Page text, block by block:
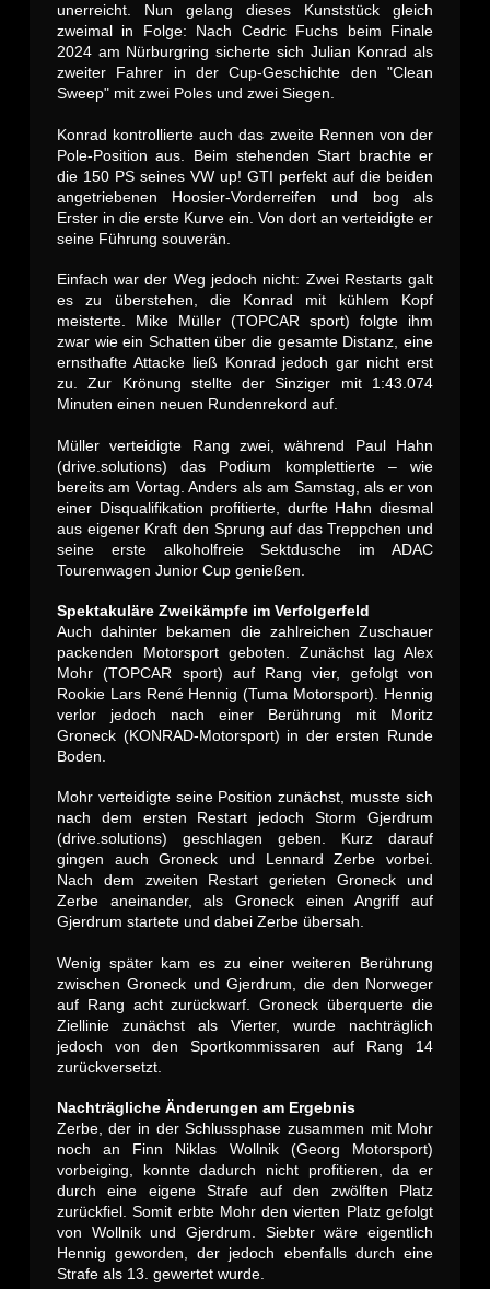
unerreicht. Nun gelang dieses Kunststück gleich
zweimal in Folge: Nach Cedric Fuchs beim Finale
2024 am Nürburgring sicherte sich Julian Konrad als
zweiter Fahrer in der Cup-Geschichte den "Clean
Sweep" mit zwei Poles und zwei Siegen.
Konrad kontrollierte auch das zweite Rennen von der
Pole-Position aus. Beim stehenden Start brachte er
die 150 PS seines VW up! GTI perfekt auf die beiden
angetriebenen Hoosier-Vorderreifen und bog als
Erster in die erste Kurve ein. Von dort an verteidigte er
seine Führung souverän.
Einfach war der Weg jedoch nicht: Zwei Restarts galt
es zu überstehen, die Konrad mit kühlem Kopf
meisterte. Mike Müller (TOPCAR sport) folgte ihm
zwar wie ein Schatten über die gesamte Distanz, eine
ernsthafte Attacke ließ Konrad jedoch gar nicht erst
zu. Zur Krönung stellte der Sinziger mit 1:43.074
Minuten einen neuen Rundenrekord auf.
Müller verteidigte Rang zwei, während Paul Hahn
(drive.solutions) das Podium komplettierte – wie
bereits am Vortag. Anders als am Samstag, als er von
einer Disqualifikation profitierte, durfte Hahn diesmal
aus eigener Kraft den Sprung auf das Treppchen und
seine erste alkoholfreie Sektdusche im ADAC
Tourenwagen Junior Cup genießen.
Spektakuläre Zweikämpfe im Verfolgerfeld
Auch dahinter bekamen die zahlreichen Zuschauer
packenden Motorsport geboten. Zunächst lag Alex
Mohr (TOPCAR sport) auf Rang vier, gefolgt von
Rookie Lars René Hennig (Tuma Motorsport). Hennig
verlor jedoch nach einer Berührung mit Moritz
Groneck (KONRAD-Motorsport) in der ersten Runde
Boden.
Mohr verteidigte seine Position zunächst, musste sich
nach dem ersten Restart jedoch Storm Gjerdrum
(drive.solutions) geschlagen geben. Kurz darauf
gingen auch Groneck und Lennard Zerbe vorbei.
Nach dem zweiten Restart gerieten Groneck und
Zerbe aneinander, als Groneck einen Angriff auf
Gjerdrum startete und dabei Zerbe übersah.
Wenig später kam es zu einer weiteren Berührung
zwischen Groneck und Gjerdrum, die den Norweger
auf Rang acht zurückwarf. Groneck überquerte die
Ziellinie zunächst als Vierter, wurde nachträglich
jedoch von den Sportkommissaren auf Rang 14
zurückversetzt.
Nachträgliche Änderungen am Ergebnis
Zerbe, der in der Schlussphase zusammen mit Mohr
noch an Finn Niklas Wollnik (Georg Motorsport)
vorbeiging, konnte dadurch nicht profitieren, da er
durch eine eigene Strafe auf den zwölften Platz
zurückfiel. Somit erbte Mohr den vierten Platz gefolgt
von Wollnik und Gjerdrum. Siebter wäre eigentlich
Hennig geworden, der jedoch ebenfalls durch eine
Strafe als 13. gewertet wurde.